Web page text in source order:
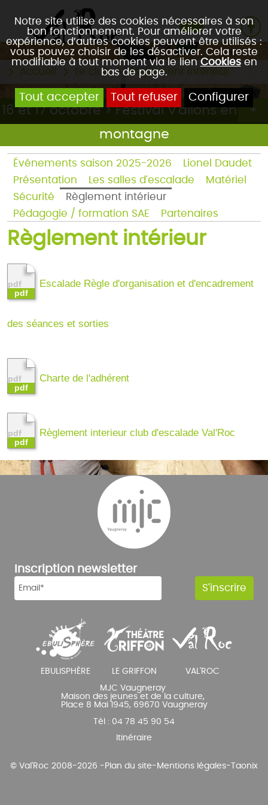
Notre site utilise des cookies nécessaires à son
bon fonctionnement. Pour améliorer votre
expérience, d’autres cookies peuvent être utilisés :
vous pouvez choisir de les désactiver. Cela reste
modifiable à tout moment via le lien Cookiesen
bas de page.
Tout accepter Tout refuser Configurer
Accueil Le club Règlement intérieur
16 et 17 octobre > Festival V'allons en
montagne
Événements saison 2025-2026
Lionel Daudet
Présentation
Les salles d'escalade
Matériel
Sécurité
Règlement intérieur
Pédagogie / formation SAE
Partenaires
Règlement intérieur
Escalade Règle d'organisation et d'encadrement
des séances et sorties
Charte de l'adhérent
Règlement interieur club d'escalade Val'Roc
Inscription newsletter
MJC Vaugneray
Maison des jeunes et de la culture,
Place 8 Mai 1945, 69670 Vaugneray
Tél : 04 78 45 90 54
Itinéraire
© Val'Roc 2008-2026 - Plan du site- Mentions légales-Taonix